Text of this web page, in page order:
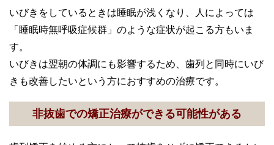
いびきをしているときは睡眠が浅くなり、人によっては
「睡眠時無呼吸症候群」のような症状が起こる方もいま
す。
いびきは翌朝の体調にも影響するため、歯列と同時にいび
きも改善したいという方におすすめの治療です。
非抜歯での矯正治療ができる可能性がある